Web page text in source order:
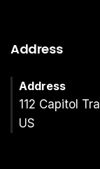
Address
Address
112 Capitol
US